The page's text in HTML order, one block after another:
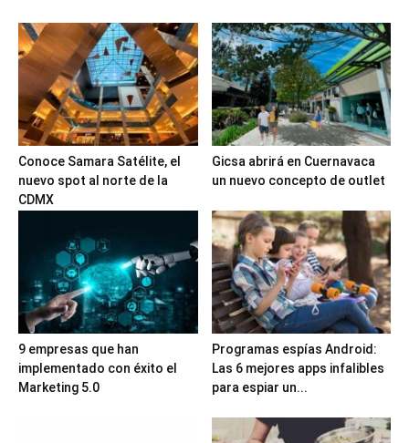
Conoce Samara Satélite, el
nuevo spot al norte de la
CDMX
Gicsa abrirá en Cuernavaca
un nuevo concepto de outlet
9 empresas que han
implementado con éxito el
Marketing 5.0
Programas espías Android:
Las 6 mejores apps infalibles
para espiar un...